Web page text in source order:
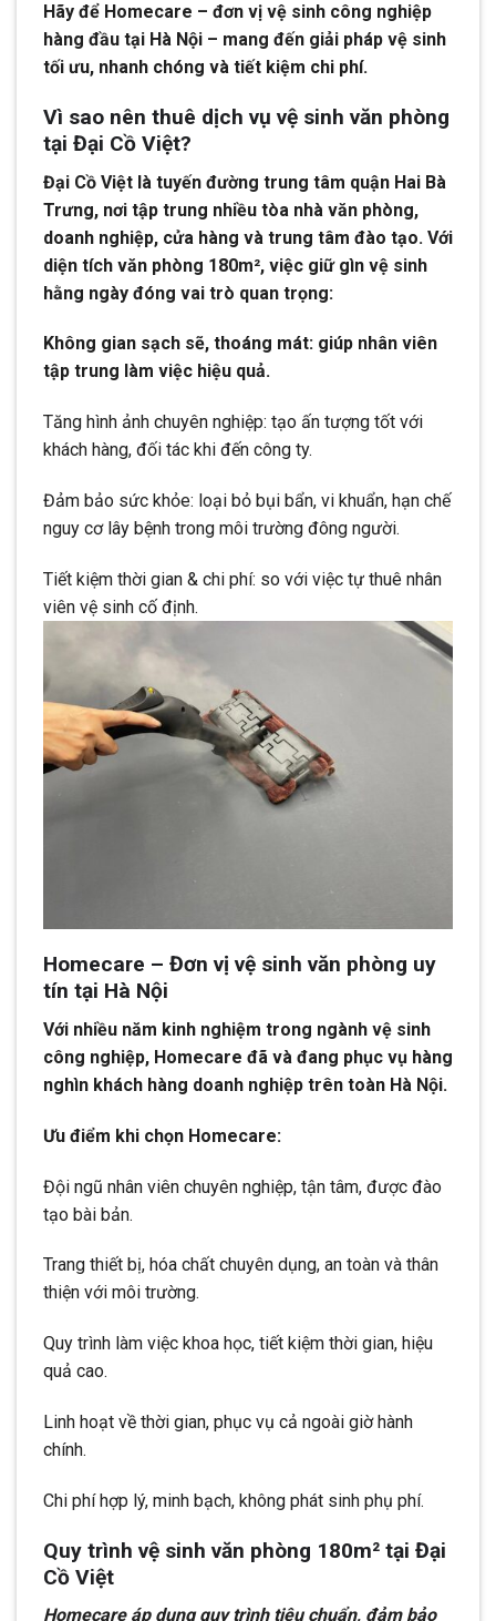
Hãy để Homecare – đơn vị vệ sinh công nghiệp
hàng đầu tại Hà Nội – mang đến giải pháp vệ sinh
tối ưu, nhanh chóng và tiết kiệm chi phí.
Vì sao nên thuê dịch vụ vệ sinh văn phòng
tại Đại Cồ Việt?
Đại Cồ Việt là tuyến đường trung tâm quận Hai Bà
Trưng, nơi tập trung nhiều tòa nhà văn phòng,
doanh nghiệp, cửa hàng và trung tâm đào tạo. Với
diện tích văn phòng 180m², việc giữ gìn vệ sinh
hằng ngày đóng vai trò quan trọng:
Không gian sạch sẽ, thoáng mát: giúp nhân viên
tập trung làm việc hiệu quả.
Tăng hình ảnh chuyên nghiệp: tạo ấn tượng tốt với
khách hàng, đối tác khi đến công ty.
Đảm bảo sức khỏe: loại bỏ bụi bẩn, vi khuẩn, hạn chế
nguy cơ lây bệnh trong môi trường đông người.
Tiết kiệm thời gian & chi phí: so với việc tự thuê nhân
viên vệ sinh cố định.
Homecare – Đơn vị vệ sinh văn phòng uy
tín tại Hà Nội
Với nhiều năm kinh nghiệm trong ngành vệ sinh
công nghiệp, Homecare đã và đang phục vụ hàng
nghìn khách hàng doanh nghiệp trên toàn Hà Nội.
Ưu điểm khi chọn Homecare:
Đội ngũ nhân viên chuyên nghiệp, tận tâm, được đào
tạo bài bản.
Trang thiết bị, hóa chất chuyên dụng, an toàn và thân
thiện với môi trường.
Quy trình làm việc khoa học, tiết kiệm thời gian, hiệu
quả cao.
Linh hoạt về thời gian, phục vụ cả ngoài giờ hành
chính.
Chi phí hợp lý, minh bạch, không phát sinh phụ phí.
Quy trình vệ sinh văn phòng 180m² tại Đại
Cồ Việt
Homecare áp dụng quy trình tiêu chuẩn, đảm bảo